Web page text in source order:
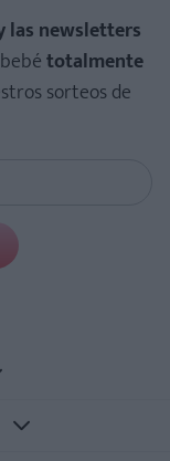
las newsletters
totalmente
sorteos de